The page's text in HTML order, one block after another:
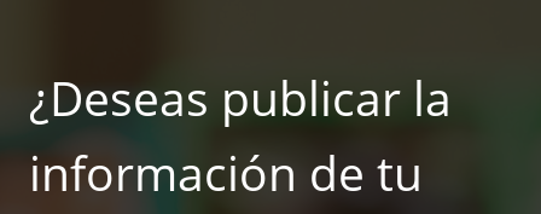
¿Deseas publicar la
información de tu